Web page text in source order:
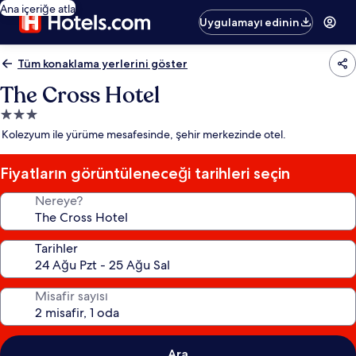
Ana içeriğe atla
Uygulamayı edinin
Tüm konaklama yerlerini göster
The Cross Hotel
3.0
yıldızlı
yeri
Kolezyum ile yürüme mesafesinde, şehir merkezinde otel.
Fiyatların görüntüleneceği tarihleri seçin
Nereye?
Tarihler
Misafir sayısı